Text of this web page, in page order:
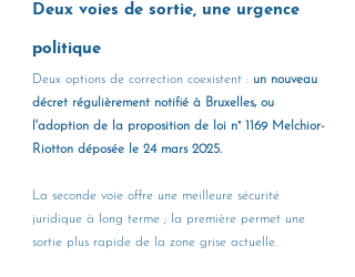
Deux voies de sortie, une urgence
politique
Deux options de correction coexistent : un nouveau
décret régulièrement notifié à Bruxelles, ou
l'adoption de la proposition de loi n° 1169 Melchior-
Riotton déposée le 24 mars 2025.
La seconde voie offre une meilleure sécurité
juridique à long terme ; la première permet une
sortie plus rapide de la zone grise actuelle.